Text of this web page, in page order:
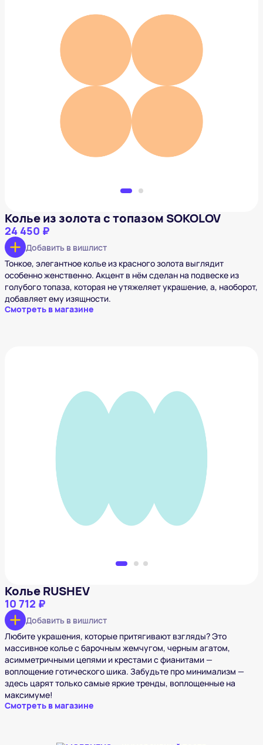
Колье из золота с топазом SOKOLOV
24 450 ₽
Добавить в вишлист
Колье из золота с топазом SOKOLOV
24 450 ₽
Добавить в вишлист
Тонкое, элегантное колье из красного золота выглядит
особенно женственно. Акцент в нём сделан на подвеске из
голубого топаза, которая не утяжеляет украшение, а, наоборот,
добавляет ему изящности.
Смотреть в магазине
Колье RUSHEV
10 712 ₽
Добавить в вишлист
Любите украшения, которые притягивают взгляды? Это
массивное колье с барочным жемчугом, черным агатом,
асимметричными цепями и крестами с фианитами —
воплощение готического шика. Забудьте про минимализм —
здесь царят только самые яркие тренды, воплощенные на
максимуме!
Смотреть в магазине